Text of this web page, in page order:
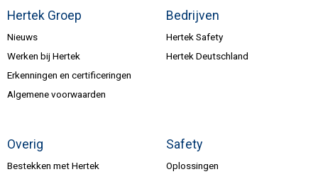
Hertek Groep
Nieuws
Werken bij Hertek
Erkenningen en certificeringen
Algemene voorwaarden
Bedrijven
Hertek Safety
Hertek Deutschland
Overig
Bestekken met Hertek
Safety
Oplossingen